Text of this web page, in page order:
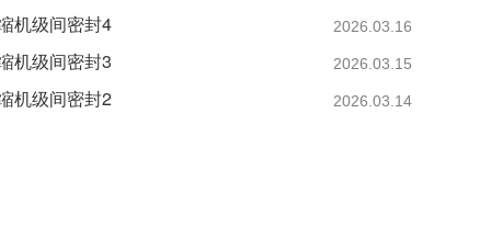
机级间密封4 2026.03.16
机级间密封3 2026.03.15
机级间密封2 2026.03.14